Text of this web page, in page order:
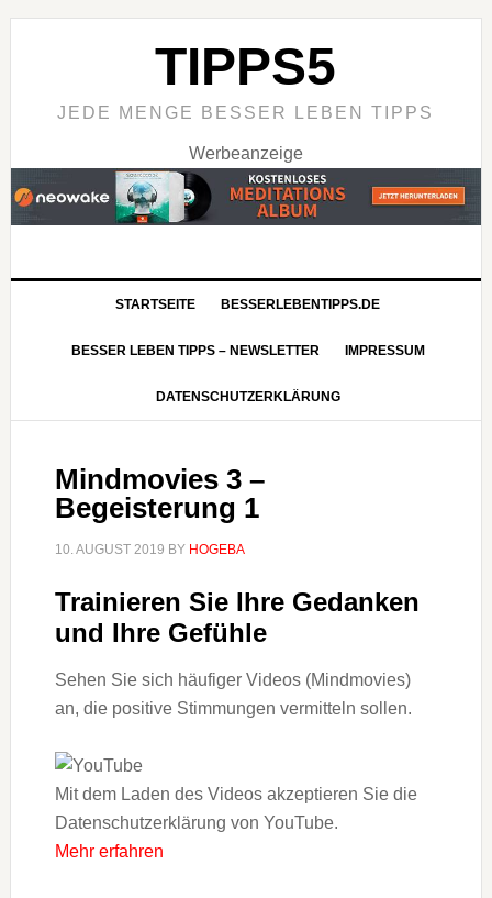
TIPPS5
JEDE MENGE BESSER LEBEN TIPPS
Werbeanzeige
STARTSEITE BESSERLEBENTIPPS.DE
BESSER LEBEN TIPPS – NEWSLETTER IMPRESSUM
DATENSCHUTZERKLÄRUNG
Mindmovies 3 –
Begeisterung 1
10. AUGUST 2019 BY HOGEBA
Trainieren Sie Ihre Gedanken
und Ihre Gefühle
Sehen Sie sich häufiger Videos (Mindmovies)
an, die positive Stimmungen vermitteln sollen.
Mit dem Laden des Videos akzeptieren Sie die
Datenschutzerklärung von YouTube.
Mehr erfahren